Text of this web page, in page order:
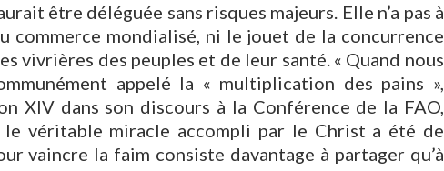
être déléguée sans risques majeurs. Elle n’a pas à
commerce mondialisé, ni le jouet de la concurrence
vivrières des peuples et de leur santé. « Quand nous
appelé la « multiplication des pains »,
XIV dans son discours à la Conférence de la FAO,
le véritable miracle accompli par le Christ a été de
vaincre la faim consiste davantage à partager qu’à